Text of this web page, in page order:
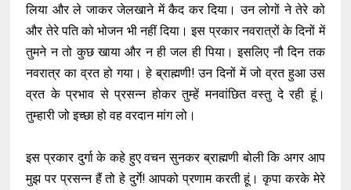
लिया और ले जाकर जेलखाने में कैद कर दिया। उन लोगों ने तेरे को
और तेरे पति को भोजन भी नहीं दिया। इस प्रकार नवरात्रों के दिनों में
तुमने न तो कुछ खाया और न ही जल ही पिया। इसलिए नौ दिन तक
नवरात्र का व्रत हो गया। हे ब्राह्मणी! उन दिनों में जो व्रत हुआ उस
व्रत के प्रभाव से प्रसन्न होकर तुम्हें मनवांछित वस्तु दे रही हूं।
तुम्हारी जो इच्छा हो वह वरदान मांग लो।
इस प्रकार दुर्गा के कहे हुए वचन सुनकर ब्राह्मणी बोली कि अगर आप
मुझ पर प्रसन्न हैं तो हे दुर्गे! आपको प्रणाम करती हूं। कृपा करके मेरे